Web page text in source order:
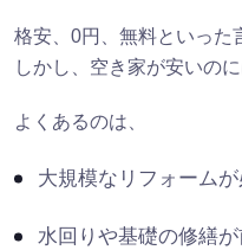
格安、0円、無料といった
しかし、空き家が安いの
よくあるのは、
大規模なリフォーム
水回りや基礎の修繕が